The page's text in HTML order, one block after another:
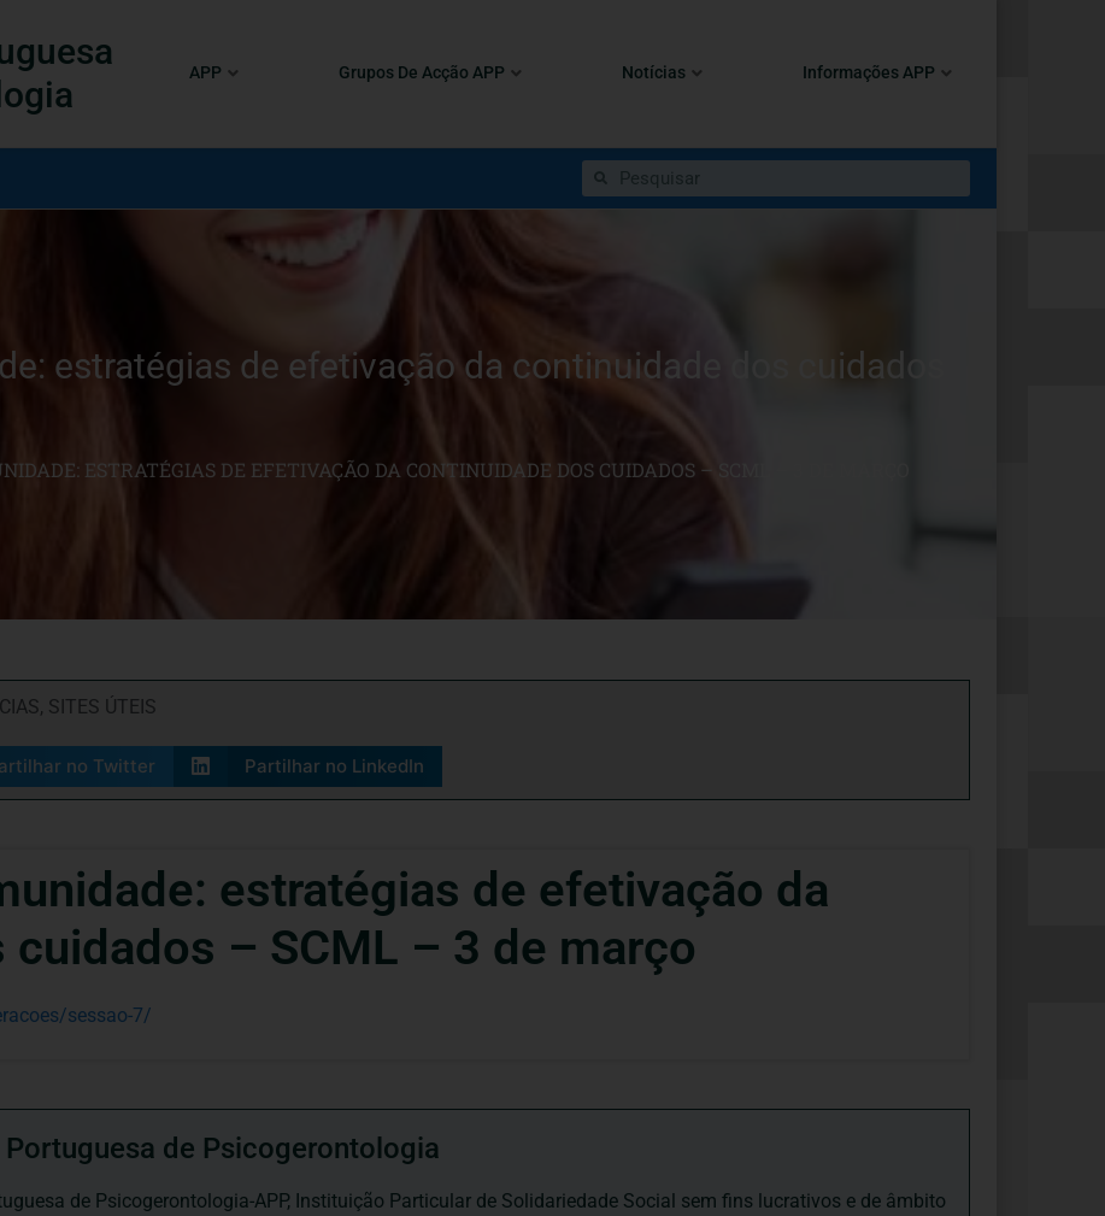
APP Grupos De Acção APP Notícias Informações APP
estratégias de efetivação da continuidade dos cuidados
ESTRATÉGIAS DE EFETIVAÇÃO DA CONTINUIDADE DOS CUIDADOS – SCML – 3 DE MARÇO
, SITES ÚTEIS
no Twitter Partilhar no LinkedIn
estratégias de efetivação da
– SCML – 3 de março
sessao-7/
de Psicogerontologia
de Psicogerontologia-APP, Instituição Particular de Solidariedade Social sem fins lucrativos e de âmbito